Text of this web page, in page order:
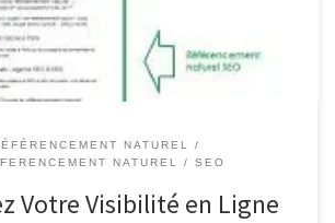
aidons à […]
NATUREL
NATUREL SEO
Votre Visibilité en Ligne